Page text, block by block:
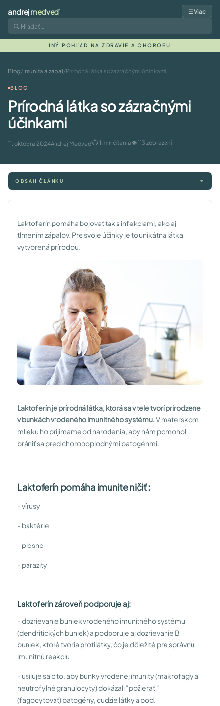
andrejmedveď ☰ Viac
INÝ POHĽAD NA ZDRAVIE A CHOROBU
Blog/Imunita a zápal/Prírodná látka so zázračnými účinkami
BLOG
Prírodná látka so zázračnými
účinkami
11. októbra 2024Andrej Medveď⏱ 1 min čítania👁 113 zobrazení
OBSAH ČLÁNKU
Laktoferín pomáha bojovať tak s infekciami, ako aj
tlmením zápalov. Pre svoje účinky je to unikátna látka
vytvorená prírodou.
Laktoferín je prírodná látka, ktorá sa v tele tvorí prirodzene
v bunkách vrodeného imunitného systému.V materskom
mlieku ho prijímame od narodenia, aby nám pomohol
brániť sa pred choroboplodnými patogénmi.
Laktoferín pomáha imunite ničiť :
- vírusy
- baktérie
- plesne
- parazity
Laktoferín zároveň podporuje aj:
- dozrievanie buniek vrodeného imunitného systému
(dendritických buniek) a podporuje aj dozrievanie B
buniek, ktoré tvoria protilátky, čo je dôležité pre správnu
imunitnú reakciu
- usiluje sa o to, aby bunky vrodenej imunity (makrofágy a
neutrofylné granulocyty) dokázali "požierať "
(fagocytovať) patogény, cudzie látky a pod.